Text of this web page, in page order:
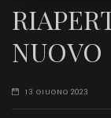
NUOVO
13 GIUGNO 2023